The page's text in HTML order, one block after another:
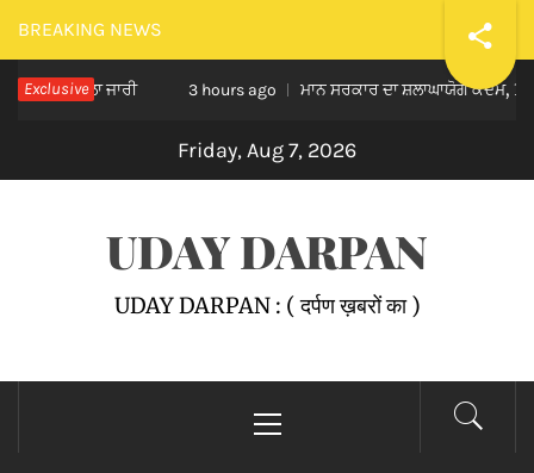
Skip
to
content
BREAKING NEWS
Exclusive
ਜਾਰੀ 3 hours ago ਮਾਨ ਸਰਕਾਰ ਦਾ ਸ਼ਲਾਘਾਯੋਗ ਕਦਮ, 152 ਹੋਰ
Friday, Aug 7, 2026
UDAY DARPAN
UDAY DARPAN : ( दर्पण ख़बरों का )
Menu